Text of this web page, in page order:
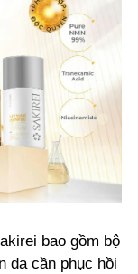
bao gồm bộ
da cần phục hồi